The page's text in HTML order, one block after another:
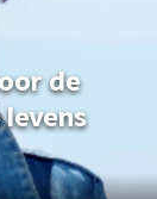
de
levens